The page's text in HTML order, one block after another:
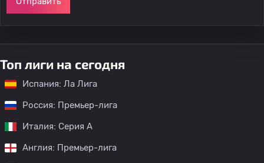
Топ лиги на сегодня
Испания: Ла Лига
Россия: Премьер-лига
Италия: Серия А
Англия: Премьер-лига